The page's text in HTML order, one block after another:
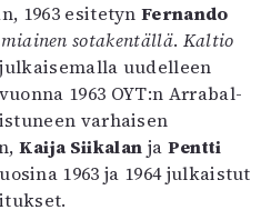
1963 esitetynFernando
sotakentällä. Kaltio
uudelleen
1963 OYT:n Arrabal-
varhaisen
Kaija Siikalan ja Pentti
1963 ja 1964 julkaistut